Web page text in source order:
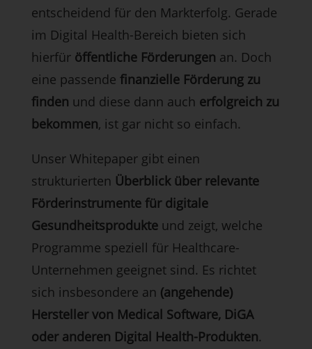
entscheidend für den Markterfolg. Gerade
im Digital Health-Bereich bieten sich
hierfür öffentliche Förderungen an. Doch
eine passende finanzielle Förderung zu
finden und diese dann auch erfolgreich zu
bekommen, ist gar nicht so einfach.
Unser Whitepaper gibt einen
strukturierten Überblick über relevante
Förderinstrumente für digitale
Gesundheitsprodukteund zeigt, welche
Programme speziell für Healthcare-
Unternehmen geeignet sind. Es richtet
sich insbesondere an (angehende)
Hersteller von Medical Software, DiGA
oder anderen Digital Health-Produkten.